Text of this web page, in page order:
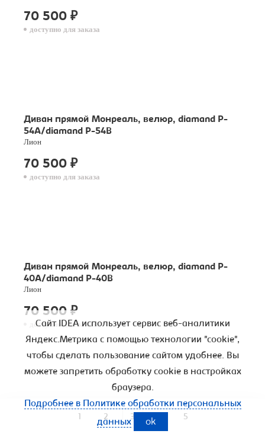
70 500 ₽
доступно для заказа
Диван прямой Монреаль, велюр, diamand P-
54A/diamand P-54B
Лион
70 500 ₽
доступно для заказа
Диван прямой Монреаль, велюр, diamand P-
40A/diamand P-40B
Лион
70 500 ₽
доступно для заказа
Диван прямой Каир, рогожка, madagaskar08
1 2 3 5
Сайт IDEA использует сервис веб-аналитики
Яндекс.Метрика с помощью технологии "cookie",
чтобы сделать пользование сайтом удобнее. Вы
можете запретить обработку cookie в настройках
браузера.
Подробнее в Политике обработки персональных
данных
ok